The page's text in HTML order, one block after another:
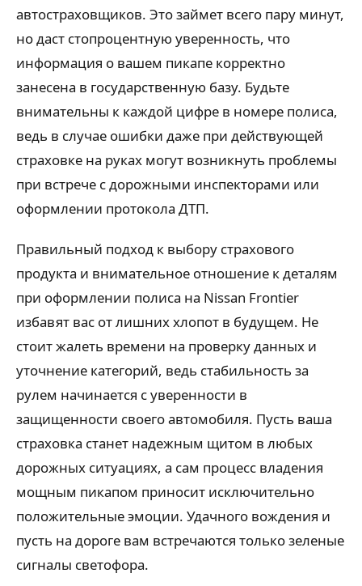
автостраховщиков. Это займет всего пару минут,
но даст стопроцентную уверенность, что
информация о вашем пикапе корректно
занесена в государственную базу. Будьте
внимательны к каждой цифре в номере полиса,
ведь в случае ошибки даже при действующей
страховке на руках могут возникнуть проблемы
при встрече с дорожными инспекторами или
оформлении протокола ДТП.
Правильный подход к выбору страхового
продукта и внимательное отношение к деталям
при оформлении полиса на Nissan Frontier
избавят вас от лишних хлопот в будущем. Не
стоит жалеть времени на проверку данных и
уточнение категорий, ведь стабильность за
рулем начинается с уверенности в
защищенности своего автомобиля. Пусть ваша
страховка станет надежным щитом в любых
дорожных ситуациях, а сам процесс владения
мощным пикапом приносит исключительно
положительные эмоции. Удачного вождения и
пусть на дороге вам встречаются только зеленые
сигналы светофора.